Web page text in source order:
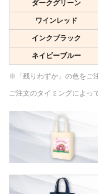
ダークグリーン
ワインレッド
インクブラック
ネイビーブルー
※「残りわずか」の色をご
ご注文のタイミングによっ